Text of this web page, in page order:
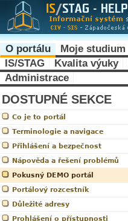
O portálu Moje studium
IS/STAG
Kvalita výuky
Administrace
DOSTUPNÉ SEKCE
Co je to portál
Terminologie a navigace
Přihlášení a bezpečnost
Nápověda a řešení problémů
Pokusný DEMO portál
Portálový rozcestník
Důležité adresy
Prohlášení o přístupnosti